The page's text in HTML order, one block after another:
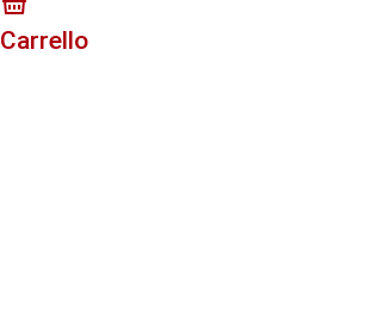
Carrello